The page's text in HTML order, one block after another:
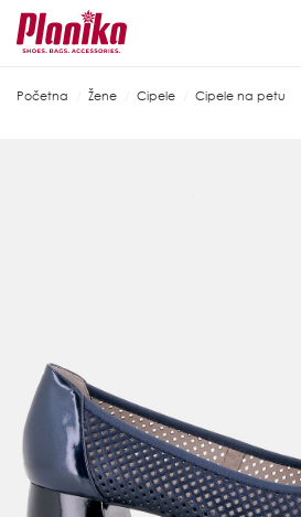
Početna Žene Cipele Cipele na petu